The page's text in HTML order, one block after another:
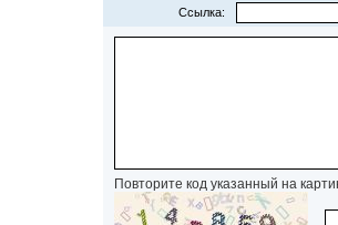
Ссылка:
Повторите код указанный на